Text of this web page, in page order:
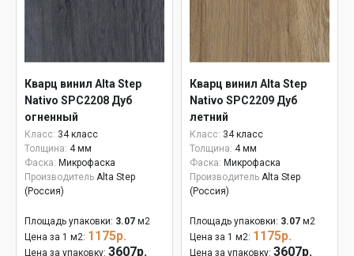
Кварц винил Alta Step
Nativo SPC2208 Дуб
огненный
Класс: 34 класс
Толщина: 4 мм
Фаска: Микрофаска
Производитель Alta Step
(Россия)
Площадь упаковки: 3.07 м2
Цена за 1 м2: 1175р.
Цена за упаковку: 3607р.
Кварц винил Alta Step
Nativo SPC2209 Дуб
летний
Класс: 34 класс
Толщина: 4 мм
Фаска: Микрофаска
Производитель Alta Step
(Россия)
Площадь упаковки: 3.07 м2
Цена за 1 м2: 1175р.
Цена за упаковку: 3607р.